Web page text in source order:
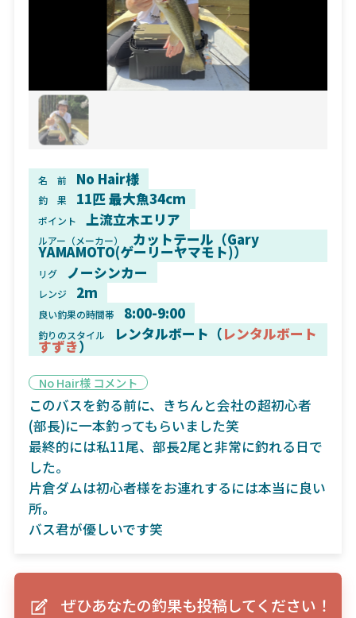
名 前 No Hair様
釣 果 11匹 最大魚34cm
ポイント 上流立木エリア
ルアー（メーカー） カットテール（Gary
YAMAMOTO(ゲーリーヤマモト)）
リグ ノーシンカー
レンジ 2m
良い釣果の時間帯 8:00-9:00
釣りのスタイル レンタルボート（レンタルボート
すずき）
No Hair様 コメント
このバスを釣る前に、きちんと会社の超初心者
(部長)に一本釣ってもらいました笑
最終的には私11尾、部長2尾と非常に釣れる日で
した。
片倉ダムは初心者様をお連れするには本当に良い
所。
バス君が優しいです笑
ぜひあなたの釣果も投稿してください！